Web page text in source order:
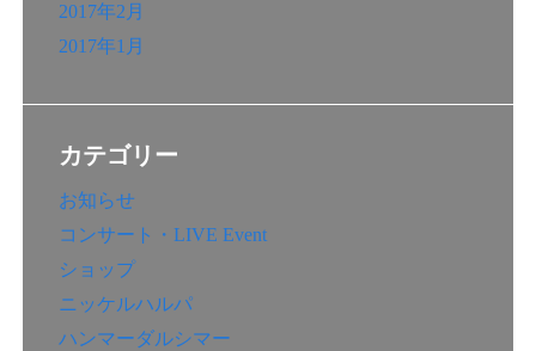
2017年2月
2017年1月
カテゴリー
お知らせ
コンサート・LIVE Event
ショップ
ニッケルハルパ
ハンマーダルシマー